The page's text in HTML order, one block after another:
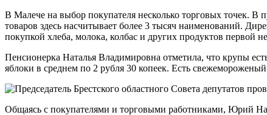
В Малече на выбор покупателя несколько торговых точек.
товаров здесь насчитывает более 3 тысяч наименований.
покупкой хлеба, молока, колбас и других продуктов первой
Пенсионерка Наталья Владимировна отметила, что крупы
яблоки в среднем по 2 рубля 30 копеек. Есть
Общаясь с покупателями и торговыми работниками, Юрий